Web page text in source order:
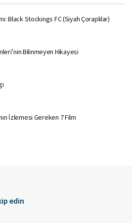
Black Stockings FC (Siyah Çoraplılar)
Bilinmeyen Hikayesi
İzlemesi Gereken 7 Film
edin